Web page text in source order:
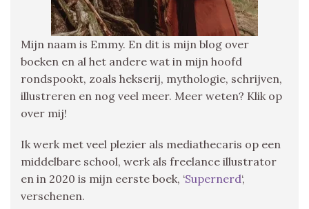
Mijn naam is Emmy. En dit is mijn blog over
boeken en al het andere wat in mijn hoofd
rondspookt, zoals hekserij, mythologie, schrijven,
illustreren en nog veel meer. Meer weten? Klik op
over mij!
Ik werk met veel plezier als mediathecaris op een
middelbare school, werk als freelance illustrator
en in 2020 is mijn eerste boek, ‘Supernerd‘,
verschenen.